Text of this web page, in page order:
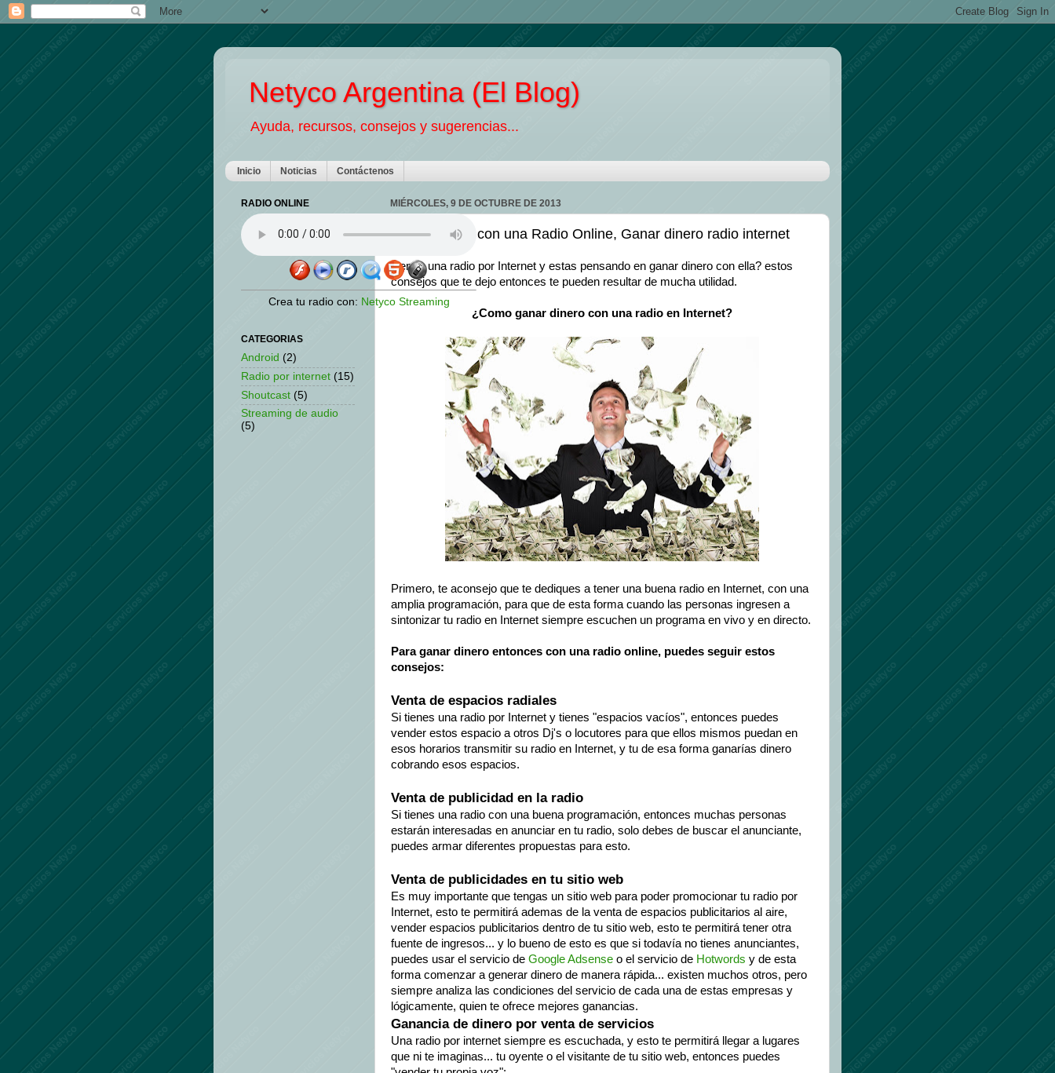
Netyco Argentina (El Blog)
Ayuda, recursos, consejos y sugerencias...
Inicio Noticias Contáctenos
MIÉRCOLES, 9 DE OCTUBRE DE 2013
Ganar dinero con una Radio Online, Ganar dinero radio internet
Tienes una radio por Internet y estas pensando en ganar dinero con ella? estos
consejos que te dejo entonces te pueden resultar de mucha utilidad.
¿Como ganar dinero con una radio en Internet?
Primero, te aconsejo que te dediques a tener una buena radio en Internet, con una
amplia programación, para que de esta forma cuando las personas ingresen a
sintonizar tu radio en Internet siempre escuchen un programa en vivo y en directo.
Para ganar dinero entonces con una radio online, puedes seguir estos
consejos:
Venta de espacios radiales
Si tienes una radio por Internet y tienes "espacios vacíos", entonces puedes
vender estos espacio a otros Dj's o locutores para que ellos mismos puedan en
esos horarios transmitir su radio en Internet, y tu de esa forma ganarías dinero
cobrando esos espacios.
Venta de publicidad en la radio
Si tienes una radio con una buena programación, entonces muchas personas
estarán interesadas en anunciar en tu radio, solo debes de buscar el anunciante,
puedes armar diferentes propuestas para esto.
Venta de publicidades en tu sitio web
Es muy importante que tengas un sitio web para poder promocionar tu radio por
Internet, esto te permitirá ademas de la venta de espacios publicitarios al aire,
vender espacios publicitarios dentro de tu sitio web, esto te permitirá tener otra
fuente de ingresos... y lo bueno de esto es que si todavía no tienes anunciantes,
puedes usar el servicio de Google Adsense o el servicio de Hotwords y de esta
forma comenzar a generar dinero de manera rápida... existen muchos otros, pero
siempre analiza las condiciones del servicio de cada una de estas empresas y
lógicamente, quien te ofrece mejores ganancias.
Ganancia de dinero por venta de servicios
Una radio por internet siempre es escuchada, y esto te permitirá llegar a lugares
que ni te imaginas... tu oyente o el visitante de tu sitio web, entonces puedes
RADIO ONLINE
Crea tu radio con: Netyco Streaming
CATEGORIAS
Android (2)
Radio por internet (15)
Shoutcast (5)
Streaming de audio
(5)